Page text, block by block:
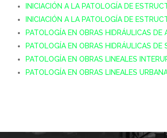
INICIACIÓN A LA PATOLOGÍA DE
INICIACIÓN A LA PATOLOGÍA DE
PATOLOGÍA EN OBRAS HIDRÁULICAS DE
PATOLOGÍA EN OBRAS HIDRÁULICAS DE
PATOLOGÍA EN OBRAS LINEALES
PATOLOGÍA EN OBRAS LINEALES